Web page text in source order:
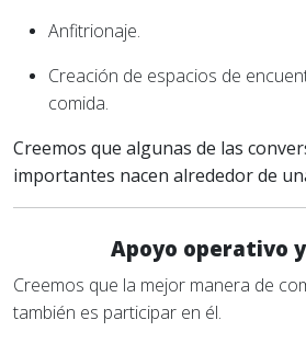
Anfitrionaje.
Creación de espacios de
comida.
Creemos que algunas de las
importantes nacen alrededor de
Apoyo operativo
Creemos que la mejor manera de
también es participar en él.